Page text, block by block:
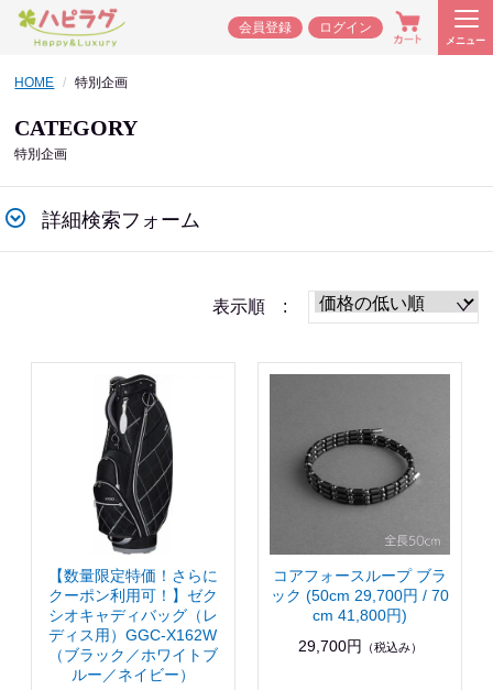
会員登録 ログイン
メニュー
HOME 特別企画
CATEGORY
特別企画
詳細検索フォーム
表示順 :
【数量限定特価！さらに
クーポン利用可！】ゼク
シオキャディバッグ（レ
ディス用）GGC-X162W
（ブラック／ホワイトブ
ルー／ネイビー）
コアフォースループ ブラ
ック (50cm 29,700円 / 70
cm 41,800円)
29,700円
（税込み）